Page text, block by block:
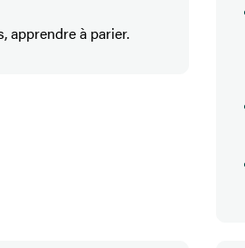
apprendre à parier.